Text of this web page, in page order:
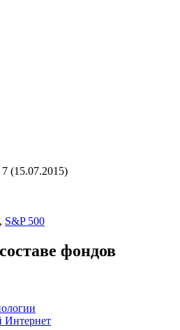
(15.07.2015)
, S&P 500
фондов
Интернет